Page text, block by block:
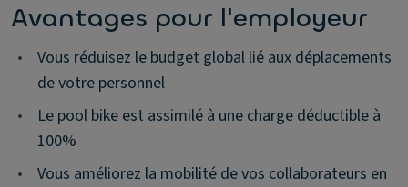
Avantages pour l'employeur
•
Vous réduisez le budget global lié aux déplacements
de votre personnel
•
Le pool bike est assimilé à une charge déductible à
100%
•
Vous améliorez la mobilité de vos collaborateurs en